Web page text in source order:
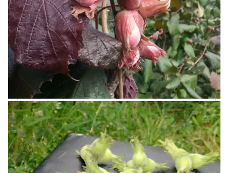
Покупатели которые смотрели
Фундук Лещина Американская
(Сorylus americana), также
приобрели
Ирга Смоуки